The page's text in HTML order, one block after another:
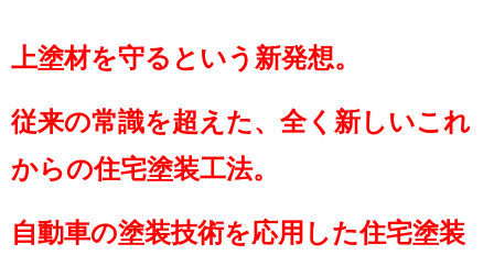
上塗材を守るという新発想。
従来の常識を超えた、全く新しいこれ
からの住宅塗装工法。
自動車の塗装技術を応用した住宅塗装